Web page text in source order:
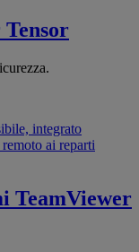
integrato
ai reparti
TeamViewer